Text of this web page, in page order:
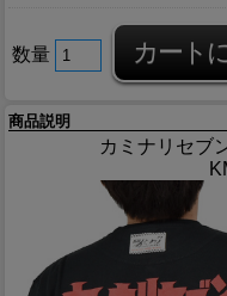
数量
商品説明
カミナリセブ